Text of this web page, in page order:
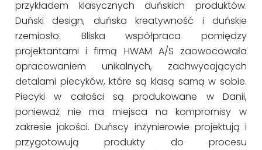
przykładem klasycznych duńskich produktów.
Duński design, duńska kreatywność i duńskie
rzemiosło. Bliska współpraca pomiędzy
projektantami i firmą HWAM A/S zaowocowała
opracowaniem unikalnych, zachwycających
detalami piecyków, które są klasą samą w sobie.
Piecyki w całości są produkowane w Danii,
ponieważ nie ma miejsca na kompromisy w
zakresie jakości. Duńscy inżynierowie projektują i
przygotowują produkty do procesu